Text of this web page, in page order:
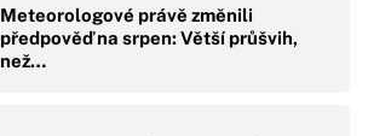
Meteorologové právě změnili
předpověď na srpen: Větší průšvih,
než…